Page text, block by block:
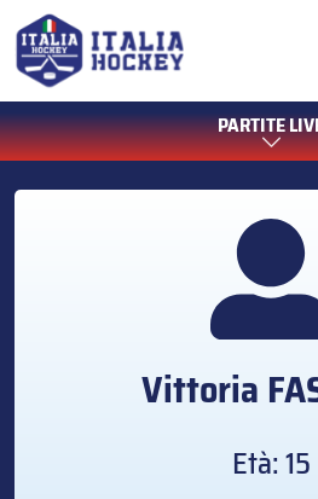
PARTITE
Vittoria
Età: 15